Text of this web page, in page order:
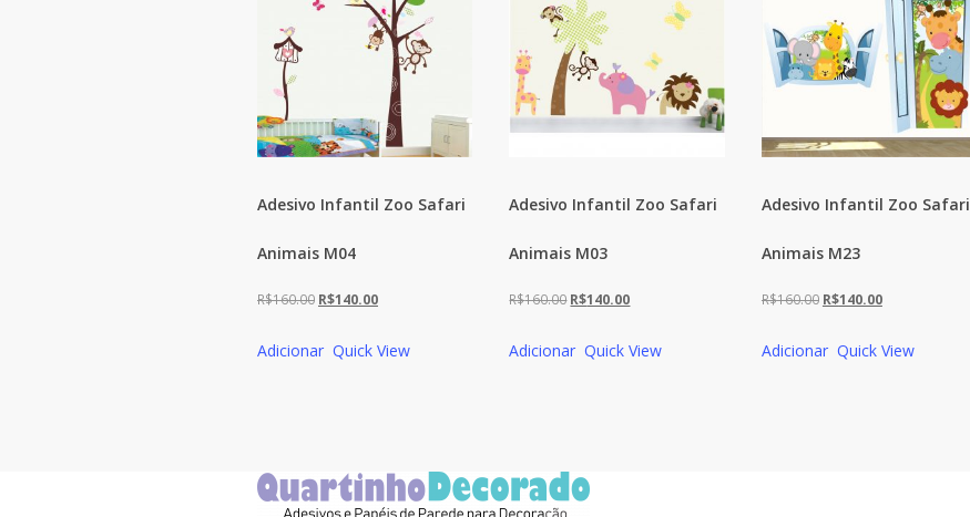
Adesivo Infantil Zoo Safari
Animais M04
R$160.00 O
original
R$140.00O
atual
Adicionar Quick View
Adesivo Infantil Zoo Safari
Animais M03
R$160.00 O
original
R$140.00O
atual
Adicionar Quick View
Adesivo Infantil Zoo Safari
Animais M23
R$160.00 O
original
R$140.00O
atual
Adicionar Quick View